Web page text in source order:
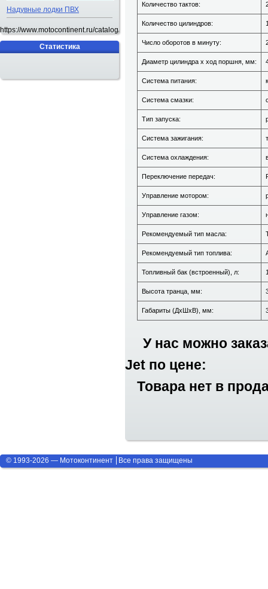
Количество тактов:
Количество цилиндров:
Число оборотов в минуту:
Диаметр цилиндра х ход поршня, мм:
Система питания:
Система смазки:
Тип запуска:
Система зажигания:
Система охлаждения:
Переключение передач:
Управление мотором:
Управление газом:
Рекомендуемый тип масла:
Рекомендуемый тип топлива:
Топливный бак (встроенный), л:
Высота транца, мм:
Габариты (ДхШхВ), мм:
У нас можно
Jet по цене:
Товара нет в
Надувные лодки ПВХ
https://www.motocontinent.ru/catalog/small/1285161085ll.jpeg
Статистика
© 1993-2026 — Мотоконтинент Все права защищены